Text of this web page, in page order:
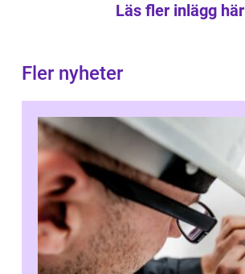
Läs fler inlägg här
Fler nyheter